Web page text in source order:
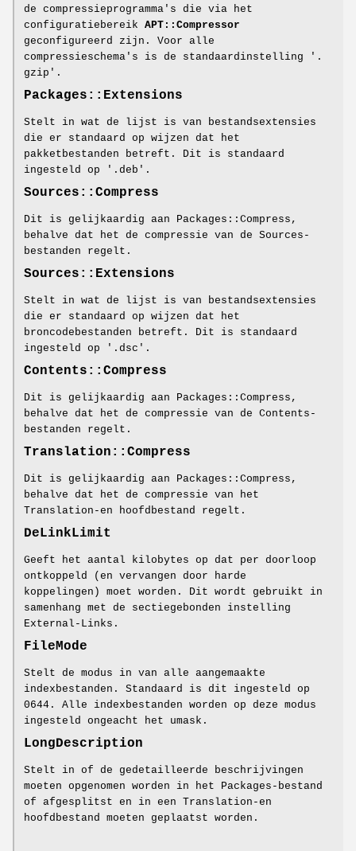
de compressieprogramma's die via het
configuratiebereik APT::Compressor
geconfigureerd zijn. Voor alle
compressieschema's is de standaardinstelling '.
gzip'.
Packages::Extensions
Stelt in wat de lijst is van bestandsextensies
die er standaard op wijzen dat het
pakketbestanden betreft. Dit is standaard
ingesteld op '.deb'.
Sources::Compress
Dit is gelijkaardig aan Packages::Compress,
behalve dat het de compressie van de Sources-
bestanden regelt.
Sources::Extensions
Stelt in wat de lijst is van bestandsextensies
die er standaard op wijzen dat het
broncodebestanden betreft. Dit is standaard
ingesteld op '.dsc'.
Contents::Compress
Dit is gelijkaardig aan Packages::Compress,
behalve dat het de compressie van de Contents-
bestanden regelt.
Translation::Compress
Dit is gelijkaardig aan Packages::Compress,
behalve dat het de compressie van het
Translation-en hoofdbestand regelt.
DeLinkLimit
Geeft het aantal kilobytes op dat per doorloop
ontkoppeld (en vervangen door harde
koppelingen) moet worden. Dit wordt gebruikt in
samenhang met de sectiegebonden instelling
External-Links.
FileMode
Stelt de modus in van alle aangemaakte
indexbestanden. Standaard is dit ingesteld op
0644. Alle indexbestanden worden op deze modus
ingesteld ongeacht het umask.
LongDescription
Stelt in of de gedetailleerde beschrijvingen
moeten opgenomen worden in het Packages-bestand
of afgesplitst en in een Translation-en
hoofdbestand moeten geplaatst worden.